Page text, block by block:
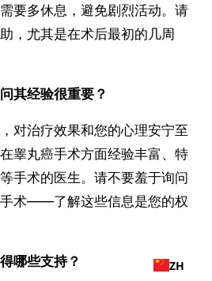
要多休息，避免剧烈活动。请
，尤其是在术后最初的几周
其经验很重要？
对治疗效果和您的心理安宁至
睾丸癌手术方面经验丰富、特
手术的医生。请不要羞于询问
术——了解这些信息是您的权
哪些支持？ ZH